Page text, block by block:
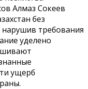
Алмаз Сокеев
без
требования
уделено
ущерб